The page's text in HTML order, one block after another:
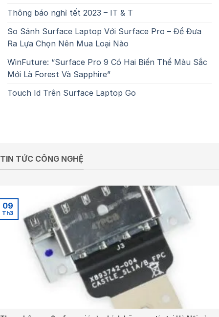
Thông báo nghỉ tết 2023 – IT & T
So Sánh Surface Laptop Với Surface Pro – Để Đưa
Ra Lựa Chọn Nên Mua Loại Nào
WinFuture: “Surface Pro 9 Có Hai Biến Thể Màu Sắc
Mới Là Forest Và Sapphire”
Touch Id Trên Surface Laptop Go
TIN TỨC CÔNG NGHỆ
09
Th3